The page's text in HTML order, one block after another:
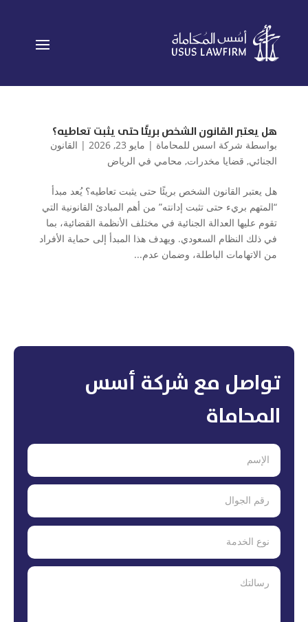
هل يعتبر القانون الشخص بريئًا حتى يثبت تعاطيه؟
بواسطة شركة اسس للمحاماة | مايو 23, 2026 | القانون
الجنائي, قضايا مخدرات, محامي في الرياض
هل يعتبر القانون الشخص بريئًا حتى يثبت تعاطيه؟ يُعد مبدأ
“المتهم بريء حتى تثبت إدانته” من أهم المبادئ القانونية التي
تقوم عليها العدالة الجنائية في مختلف الأنظمة القضائية، بما
في ذلك النظام السعودي. ويهدف هذا المبدأ إلى حماية الأفراد
من الاتهامات الباطلة، وضمان عدم...
تواصل مع شركة أسس
المحاماة